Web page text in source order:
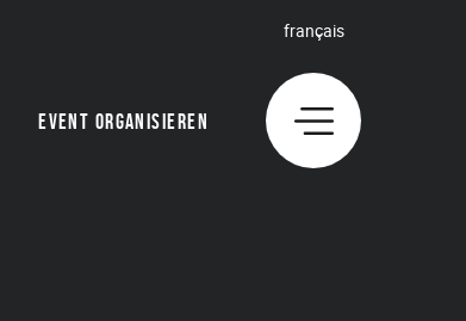
EVENT ORGANISIEREN
français